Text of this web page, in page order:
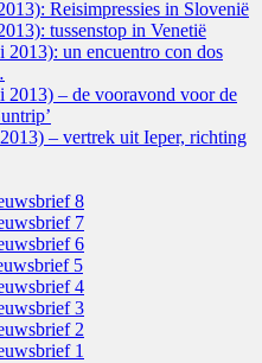
Reisimpressies in Slovenië
tussenstop in Venetië
un encuentro con dos
2013) – de vooravond voor de
– vertrek uit Ieper, richting
8
7
6
5
4
3
2
1